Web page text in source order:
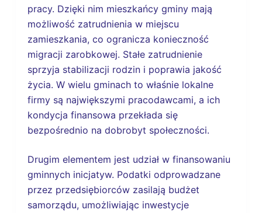
pracy. Dzięki nim mieszkańcy gminy mają
możliwość zatrudnienia w miejscu
zamieszkania, co ogranicza konieczność
migracji zarobkowej. Stałe zatrudnienie
sprzyja stabilizacji rodzin i poprawia jakość
życia. W wielu gminach to właśnie lokalne
firmy są największymi pracodawcami, a ich
kondycja finansowa przekłada się
bezpośrednio na dobrobyt społeczności.
Drugim elementem jest udział w finansowaniu
gminnych inicjatyw. Podatki odprowadzane
przez przedsiębiorców zasilają budżet
samorządu, umożliwiając inwestycje